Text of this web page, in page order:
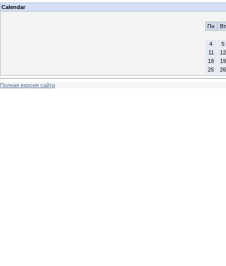
Calendar
Пн Вт
4
5
11
12
18
19
25
26
Полная версия сайта